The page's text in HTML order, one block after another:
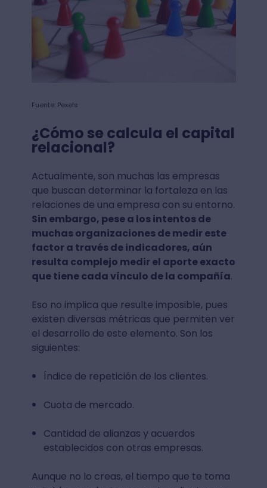
Fuente: Pexels
¿Cómo se calcula el capital
relacional?
Actualmente, son muchas las empresas
que buscan determinar la fortaleza en las
relaciones de una empresa con su entorno.
Sin embargo, pese a los intentos de
muchas organizaciones de medir este
factor a través de indicadores, aún
resulta complejo medir el aporte exacto
que tiene cada vínculo de la compañía.
Eso no implica que resulte imposible, pues
existen diversas métricas que permiten ver
el desarrollo de este elemento. Son los
siguientes:
Índice de repetición de los clientes.
Cuota de mercado.
Cantidad de alianzas y acuerdos
establecidos con otras empresas.
Aunque no lo creas, el tiempo que te toma